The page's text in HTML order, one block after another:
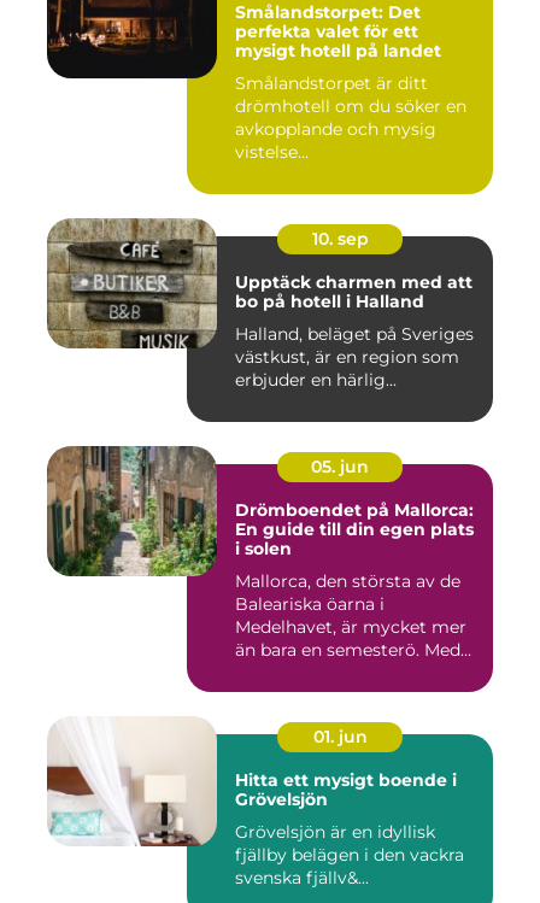
Smålandstorpet: Det
perfekta valet för ett
mysigt hotell på landet
Smålandstorpet är ditt
drömhotell om du söker en
avkopplande och mysig
vistelse...
10. sep
Upptäck charmen med att
bo på hotell i Halland
Halland, beläget på Sveriges
västkust, är en region som
erbjuder en härlig...
05. jun
Drömboendet på Mallorca:
En guide till din egen plats
i solen
Mallorca, den största av de
Baleariska öarna i
Medelhavet, är mycket mer
än bara en semesterö. Med
01. jun
Hitta ett mysigt boende i
Grövelsjön
Grövelsjön är en idyllisk
fjällby belägen i den vackra
svenska fjällv&...